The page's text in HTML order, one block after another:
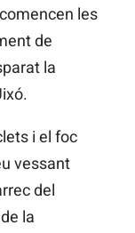
les
de
la
i el foc
vessant
del
la